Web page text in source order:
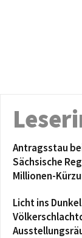
Antragsstau
Sächsische
Millionen-
Licht ins